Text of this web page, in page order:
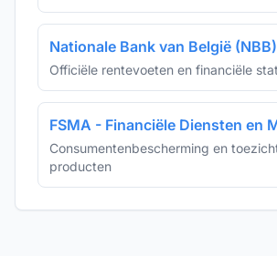
Nationale Bank van België (NBB)
Officiële rentevoeten en financiële
FSMA - Financiële Diensten en
Consumentenbescherming en
producten